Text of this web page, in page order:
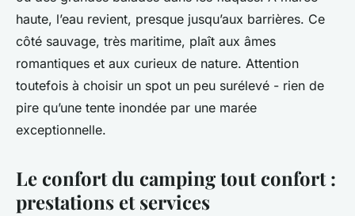
haute, l’eau revient, presque jusqu’aux barrières. Ce
côté sauvage, très maritime, plaît aux âmes
romantiques et aux curieux de nature. Attention
toutefois à choisir un spot un peu surélevé - rien de
pire qu’une tente inondée par une marée
exceptionnelle.
Le confort du camping tout confort :
prestations et services